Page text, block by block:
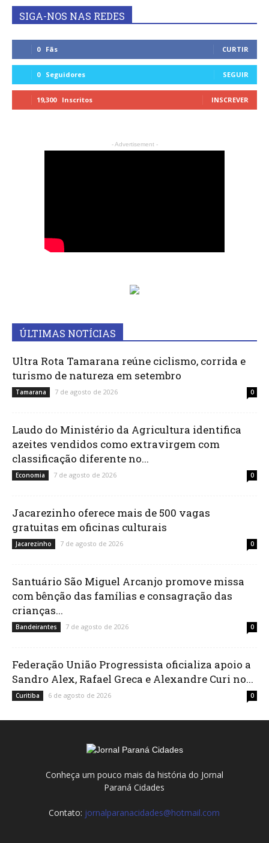
SIGA-NOS NAS REDES
0 Fãs CURTIR
0 Seguidores SEGUIR
19,300 Inscritos INSCREVER
- Advertisement -
ÚLTIMAS NOTÍCIAS
Ultra Rota Tamarana reúne ciclismo, corrida e
turismo de natureza em setembro
Tamarana 7 de agosto de 2026 0
Laudo do Ministério da Agricultura identifica
azeites vendidos como extravirgem com
classificação diferente no...
Economia 7 de agosto de 2026 0
Jacarezinho oferece mais de 500 vagas
gratuitas em oficinas culturais
Jacarezinho 7 de agosto de 2026 0
Santuário São Miguel Arcanjo promove missa
com bênção das famílias e consagração das
crianças...
Bandeirantes 7 de agosto de 2026 0
Federação União Progressista oficializa apoio a
Sandro Alex, Rafael Greca e Alexandre Curi no...
Curitiba 6 de agosto de 2026 0
Conheça um pouco mais da história do Jornal
Paraná Cidades
Contato: jornalparanacidades@hotmail.com